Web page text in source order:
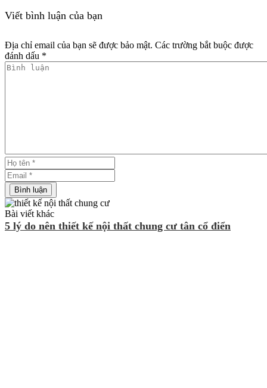
Viết bình luận của bạn
Địa chỉ email của bạn sẽ được bảo mật. Các trường bắt buộc được
đánh dấu *
Bài viết khác
5 lý do nên thiết kế nội thất chung cư tân cổ điển